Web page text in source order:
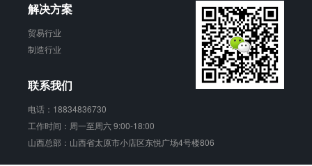
解决方案
贸易行业
制造行业
联系我们
电话：18834836730
工作时间：周一至周六 9:00-18:00
山西总部：山西省太原市小店区东悦广场4号楼806